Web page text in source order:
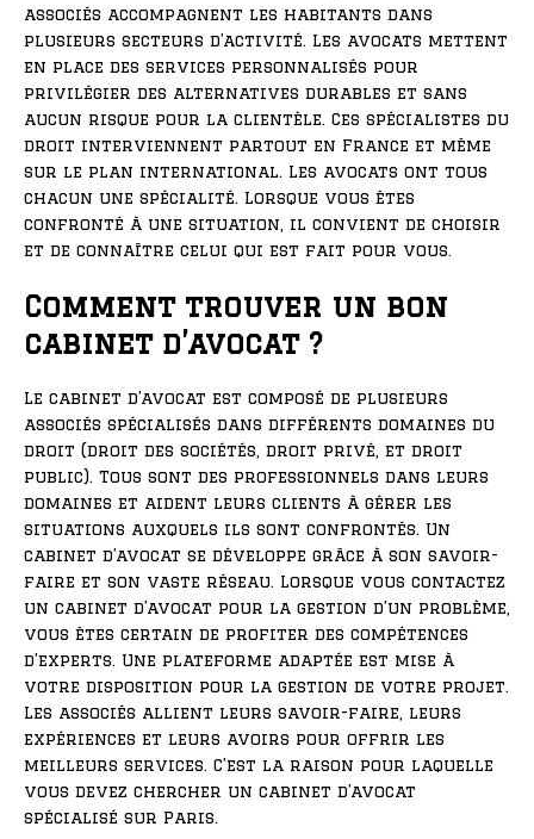
associés accompagnent les habitants dans
plusieurs secteurs d’activité. Les avocats mettent
en place des services personnalisés pour
privilégier des alternatives durables et sans
aucun risque pour la clientèle. Ces spécialistes du
droit interviennent partout en France et même
sur le plan international. Les avocats ont tous
chacun une spécialité. Lorsque vous êtes
confronté à une situation, il convient de choisir
et de connaître celui qui est fait pour vous.
Comment trouver un bon
cabinet d’avocat ?
Le cabinet d’avocat est composé de plusieurs
associés spécialisés dans différents domaines du
droit (droit des sociétés, droit privé, et droit
public). Tous sont des professionnels dans leurs
domaines et aident leurs clients à gérer les
situations auxquels ils sont confrontés. Un
cabinet d’avocat se développe grâce à son savoir-
faire et son vaste réseau. Lorsque vous contactez
un cabinet d’avocat pour la gestion d’un problème,
vous êtes certain de profiter des compétences
d’experts. Une plateforme adaptée est mise à
votre disposition pour la gestion de votre projet.
Les associés allient leurs savoir-faire, leurs
expériences et leurs avoirs pour offrir les
meilleurs services. C’est la raison pour laquelle
vous devez chercher un cabinet d’avocat
spécialisé sur Paris.